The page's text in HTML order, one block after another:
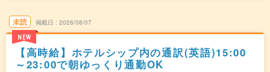
未読
NEW
掲載日 2026/08/07
【高時給】ホテルシップ内の通訳(英語)15:00
～23:00で朝ゆっくり通勤OK